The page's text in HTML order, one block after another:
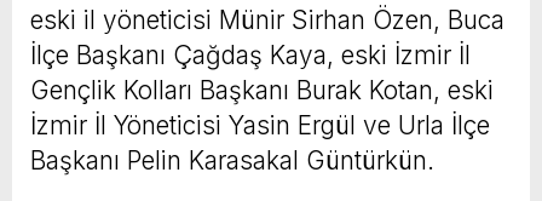
eski il yöneticisi Münir Sirhan Özen, Buca
İlçe Başkanı Çağdaş Kaya, eski İzmir İl
Gençlik Kolları Başkanı Burak Kotan, eski
İzmir İl Yöneticisi Yasin Ergül ve Urla İlçe
Başkanı Pelin Karasakal Güntürkün.